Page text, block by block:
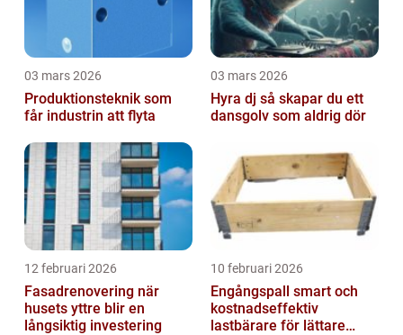
03 mars 2026
Produktionsteknik som
får industrin att flyta
03 mars 2026
Hyra dj så skapar du ett
dansgolv som aldrig dör
12 februari 2026
Fasadrenovering när
husets yttre blir en
långsiktig investering
10 februari 2026
Engångspall smart och
kostnadseffektiv
lastbärare för lättare